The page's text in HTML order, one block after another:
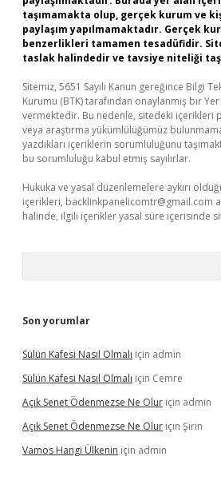
taşımamakta olup, gerçek kurum ve
paylaşım yapılmamaktadır. Gerçek
benzerlikleri tamamen tesadüfidir.
taslak halindedir ve tavsiye niteliği
Sitemiz, 5651 Sayılı Kanun gereğince Bilgi
Kurumu (BTK) tarafından onaylanmış bir
vermektedir. Bu nedenle, sitedeki içerikleri
veya araştırma yükümlülüğümüz
yazdıkları içeriklerin sorumluluğunu
bu sorumluluğu kabul etmiş sayılırlar.
Hukuka ve yasal düzenlemelere aykırı
içerikleri, backlinkpanelicomtr@gmail.com
halinde, ilgili içerikler yasal süre içerisinde
Son yorumlar
Sülün Kafesi Nasıl Olmalı için admin
Sülün Kafesi Nasıl Olmalı için Cemre
Açık Senet Ödenmezse Ne Olur için admin
Açık Senet Ödenmezse Ne Olur için Şirin
Vamos Hangi Ülkenin için admin